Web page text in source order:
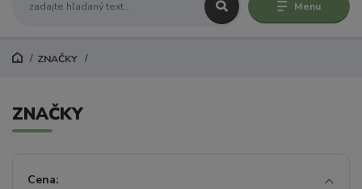
Menu
ZNAČKY
ZNAČKY
Cena: